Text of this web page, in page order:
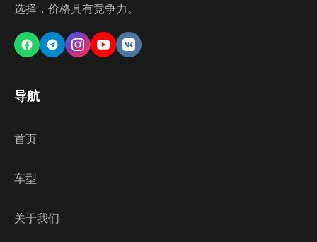
选择，价格具有竞争力。
导航
首页
车型
关于我们